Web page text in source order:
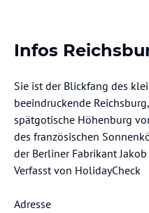
Infos
Sie ist der Blickfang des
beeindruckende
spätgotische Höhenburg
des französischen
der Berliner Fabrikant
Verfasst von HolidayCheck
Adresse